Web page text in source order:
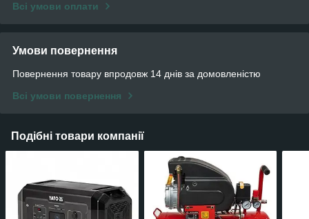
Всі умови оплати
Умови повернення
Повернення товару впродовж 14 днів за домовленістю
Всі умови повернення
Подібні товари компанії